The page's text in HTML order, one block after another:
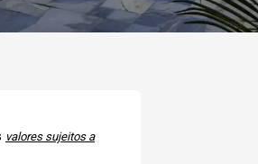
valores sujeitos a